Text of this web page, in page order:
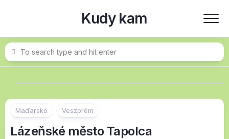
Kudy kam
Maďarsko Veszprém
Lázeňské město Tapolca